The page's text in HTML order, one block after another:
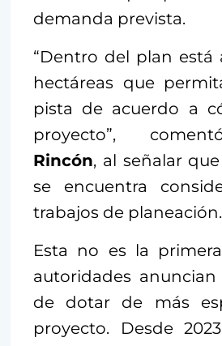
demanda prevista.
“Dentro del plan está
hectáreas que
pista de acuerdo a
proyecto”,
Rincón, al señalar
se encuentra
trabajos de planeación.
Esta no es la
autoridades anuncian
de dotar de más
proyecto. Desde